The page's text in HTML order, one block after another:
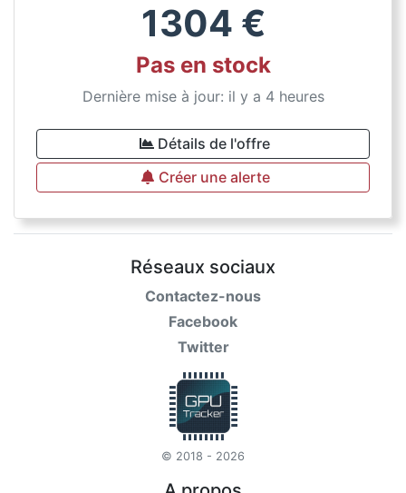
1304 €
Pas en stock
Dernière mise à jour: il y a 4 heures
Détails de l'offre
Créer une alerte
Réseaux sociaux
Contactez-nous
Facebook
Twitter
© 2018 - 2026